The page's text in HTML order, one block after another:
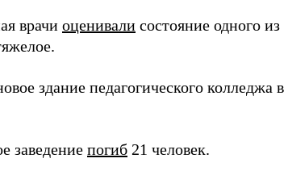
врачи оценивали состояние одного из
здание педагогического колледжа в
заведение погиб 21 человек.